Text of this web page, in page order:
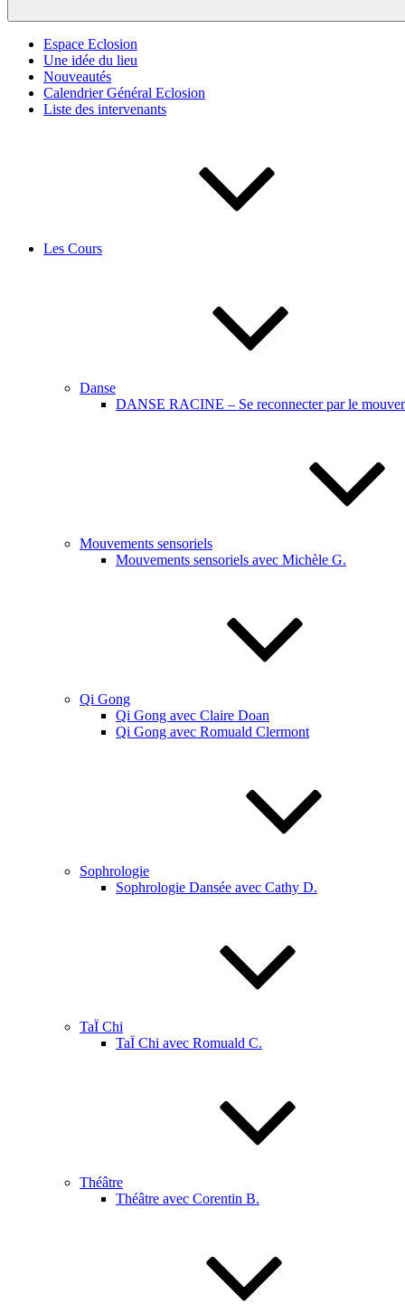
Espace Eclosion
Une idée du lieu
Nouveautés
Calendrier Général Eclosion
Liste des intervenants
Les Cours
Danse
DANSE RACINE – Se reconnecter par le
Mouvements sensoriels
Mouvements sensoriels avec Michèle G.
Qi Gong
Qi Gong avec Claire Doan
Qi Gong avec Romuald Clermont
Sophrologie
Sophrologie Dansée avec Cathy D.
TaÏ Chi
TaÏ Chi avec Romuald C.
Théâtre
Théâtre avec Corentin B.